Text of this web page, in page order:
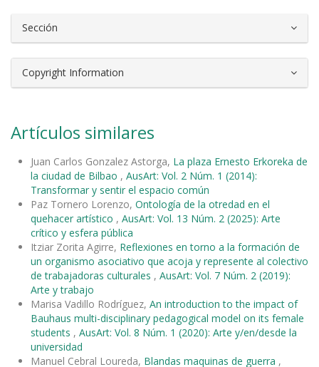
Sección
Copyright Information
Artículos similares
Juan Carlos Gonzalez Astorga, La plaza Ernesto Erkoreka de
la ciudad de Bilbao , AusArt: Vol. 2 Núm. 1 (2014):
Transformar y sentir el espacio común
Paz Tornero Lorenzo, Ontología de la otredad en el
quehacer artístico , AusArt: Vol. 13 Núm. 2 (2025): Arte
crítico y esfera pública
Itziar Zorita Agirre, Reflexiones en torno a la formación de
un organismo asociativo que acoja y represente al colectivo
de trabajadoras culturales , AusArt: Vol. 7 Núm. 2 (2019):
Arte y trabajo
Marisa Vadillo Rodríguez, An introduction to the impact of
Bauhaus multi-disciplinary pedagogical model on its female
students , AusArt: Vol. 8 Núm. 1 (2020): Arte y/en/desde la
universidad
Manuel Cebral Loureda, Blandas maquinas de guerra ,